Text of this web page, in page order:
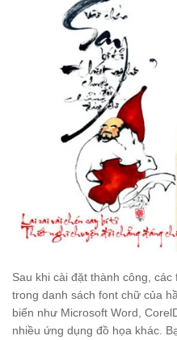
Sau khi cài đặt thành công,
trong danh sách font chữ của
biến như Microsoft Word,
nhiều ứng dụng đồ họa khác.